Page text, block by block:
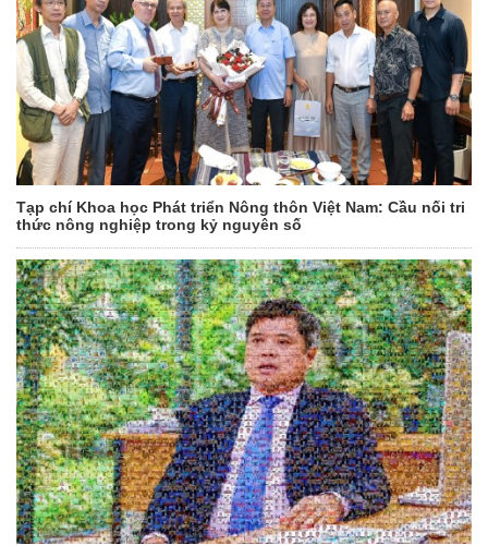
Tạp chí Khoa học Phát triển Nông thôn Việt Nam: Cầu nối tri
thức nông nghiệp trong kỷ nguyên số